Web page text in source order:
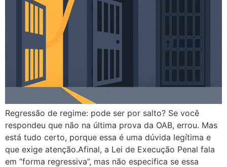
Regressão de regime: pode ser por salto? Se você
respondeu que não na última prova da OAB, errou. Mas
está tudo certo, porque essa é uma dúvida legítima e
que exige atenção.Afinal, a Lei de Execução Penal fala
em “forma regressiva”, mas não especifica se essa